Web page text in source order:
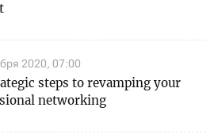
2020, 07:00
steps to revamping your
networking